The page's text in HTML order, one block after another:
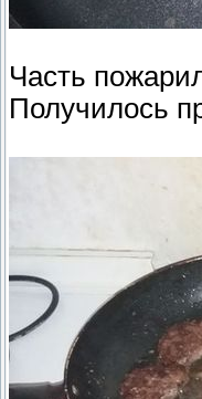
Часть
Получилось